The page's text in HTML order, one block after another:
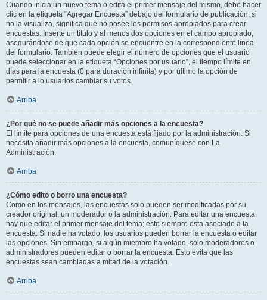
Cuando inicia un nuevo tema o edita el primer mensaje del mismo, debe hacer
clic en la etiqueta “Agregar Encuesta” debajo del formulario de publicación; si
no la visualiza, significa que no posee los permisos apropiados para crear
encuestas. Inserte un título y al menos dos opciones en el campo apropiado,
asegurándose de que cada opción se encuentre en la correspondiente línea
del formulario. También puede elegir el número de opciones que el usuario
puede seleccionar en la etiqueta “Opciones por usuario”, el tiempo límite en
días para la encuesta (0 para duración infinita) y por último la opción de
permitir a lo usuarios cambiar su votos.
Arriba
¿Por qué no se puede añadir más opciones a la encuesta?
El límite para opciones de una encuesta está fijado por la administración. Si
necesita añadir más opciones a la encuesta, comuníquese con La
Administración.
Arriba
¿Cómo edito o borro una encuesta?
Como en los mensajes, las encuestas solo pueden ser modificadas por su
creador original, un moderador o la administración. Para editar una encuesta,
hay que editar el primer mensaje del tema; este siempre esta asociado a la
encuesta. Si nadie ha votado, los usuarios pueden borrar la encuesta o editar
las opciones. Sin embargo, si algún miembro ha votado, solo moderadores o
administradores pueden editar o borrar la encuesta. Esto evita que las
encuestas sean cambiadas a mitad de la votación.
Arriba